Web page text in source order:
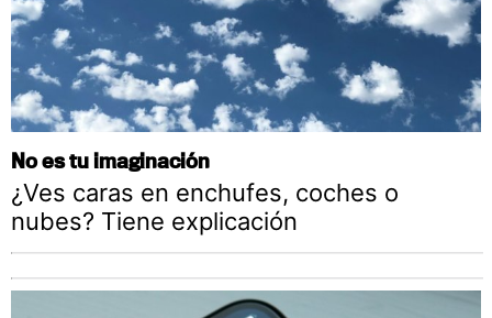
No es tu imaginación
¿Ves caras en enchufes, coches o
nubes? Tiene explicación